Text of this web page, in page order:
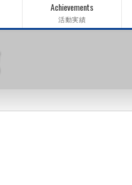
Achievements
活動実績